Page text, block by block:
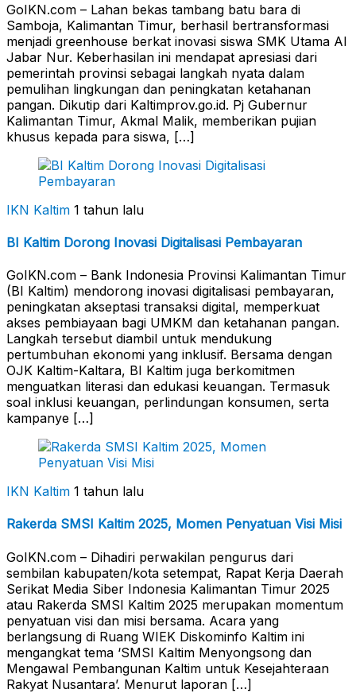
GoIKN.com – Lahan bekas tambang batu bara di
Samboja, Kalimantan Timur, berhasil bertransformasi
menjadi greenhouse berkat inovasi siswa SMK Utama Al
Jabar Nur. Keberhasilan ini mendapat apresiasi dari
pemerintah provinsi sebagai langkah nyata dalam
pemulihan lingkungan dan peningkatan ketahanan
pangan. Dikutip dari Kaltimprov.go.id. Pj Gubernur
Kalimantan Timur, Akmal Malik, memberikan pujian
khusus kepada para siswa, […]
IKN Kaltim 1 tahun lalu
BI Kaltim Dorong Inovasi Digitalisasi Pembayaran
GoIKN.com – Bank Indonesia Provinsi Kalimantan Timur
(BI Kaltim) mendorong inovasi digitalisasi pembayaran,
peningkatan akseptasi transaksi digital, memperkuat
akses pembiayaan bagi UMKM dan ketahanan pangan.
Langkah tersebut diambil untuk mendukung
pertumbuhan ekonomi yang inklusif. Bersama dengan
OJK Kaltim-Kaltara, BI Kaltim juga berkomitmen
menguatkan literasi dan edukasi keuangan. Termasuk
soal inklusi keuangan, perlindungan konsumen, serta
kampanye […]
IKN Kaltim 1 tahun lalu
Rakerda SMSI Kaltim 2025, Momen Penyatuan Visi Misi
GoIKN.com – Dihadiri perwakilan pengurus dari
sembilan kabupaten/kota setempat, Rapat Kerja Daerah
Serikat Media Siber Indonesia Kalimantan Timur 2025
atau Rakerda SMSI Kaltim 2025 merupakan momentum
penyatuan visi dan misi bersama. Acara yang
berlangsung di Ruang WIEK Diskominfo Kaltim ini
mengangkat tema ‘SMSI Kaltim Menyongsong dan
Mengawal Pembangunan Kaltim untuk Kesejahteraan
Rakyat Nusantara’. Menurut laporan […]